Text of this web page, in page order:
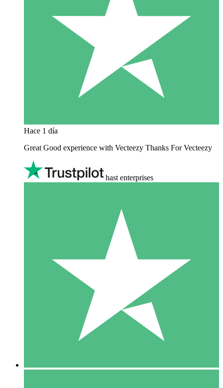
Hace 1 día
Great Good experience with Vecteezy Thanks For Vecteezy
hast enterprises